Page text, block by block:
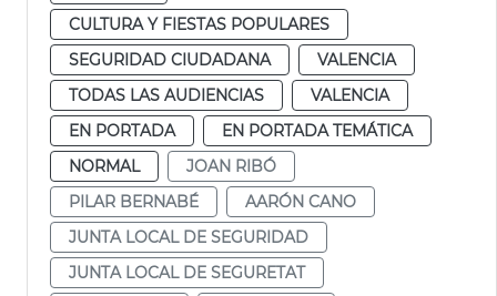
CULTURA Y FIESTAS POPULARES
SEGURIDAD CIUDADANA
VALENCIA
TODAS LAS AUDIENCIAS
VALENCIA
EN PORTADA
EN PORTADA TEMÁTICA
NORMAL
JOAN RIBÓ
PILAR BERNABÉ
AARÓN CANO
JUNTA LOCAL DE SEGURIDAD
JUNTA LOCAL DE SEGURETAT